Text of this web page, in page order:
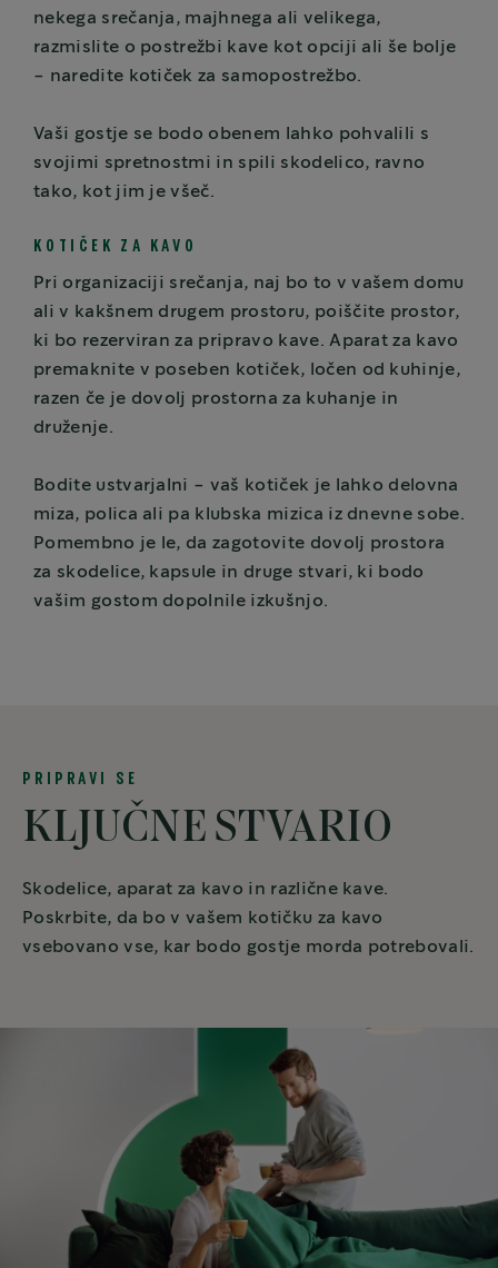
nekega srečanja, majhnega ali velikega,
razmislite o postrežbi kave kot opciji ali še bolje
- naredite kotiček za samopostrežbo.
Vaši gostje se bodo obenem lahko pohvalili s
svojimi spretnostmi in spili skodelico, ravno
tako, kot jim je všeč.
KOTIČEK ZA KAVO
Pri organizaciji srečanja, naj bo to v vašem domu
ali v kakšnem drugem prostoru, poiščite prostor,
ki bo rezerviran za pripravo kave. Aparat za kavo
premaknite v poseben kotiček, ločen od kuhinje,
razen če je dovolj prostorna za kuhanje in
druženje.
Bodite ustvarjalni - vaš kotiček je lahko delovna
miza, polica ali pa klubska mizica iz dnevne sobe.
Pomembno je le, da zagotovite dovolj prostora
za skodelice, kapsule in druge stvari, ki bodo
vašim gostom dopolnile izkušnjo.
PRIPRAVI SE
KLJUČNE STVARI0
Skodelice, aparat za kavo in različne kave.
Poskrbite, da bo v vašem kotičku za kavo
vsebovano vse, kar bodo gostje morda potrebovali.